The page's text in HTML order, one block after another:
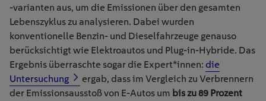
-varianten aus, um die Emissionen über den gesamten
Lebenszyklus zu analysieren. Dabei wurden
konventionelle Benzin- und Dieselfahrzeuge genauso
berücksichtigt wie Elektroautos und Plug-in-Hybride. Das
Ergebnis überraschte sogar die Expert*innen: die
Untersuchung
ergab, dass im Vergleich zu Verbrennern
der Emissionsausstoß von E-Autos um bis zu 89 Prozent